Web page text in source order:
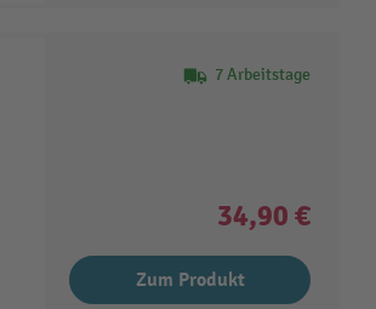
7 Arbeitstage
34,90 €
Zum Produkt